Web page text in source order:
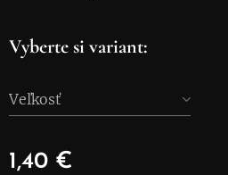
Vyberte si variant:
Veľkosť
1,40 €